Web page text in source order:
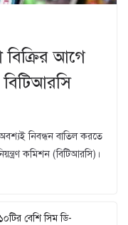
বিক্রির আগে
নিবন্ধন বাতিল করতে
কমিশন (বিটিআরসি)।
বেশি সিম ডি-